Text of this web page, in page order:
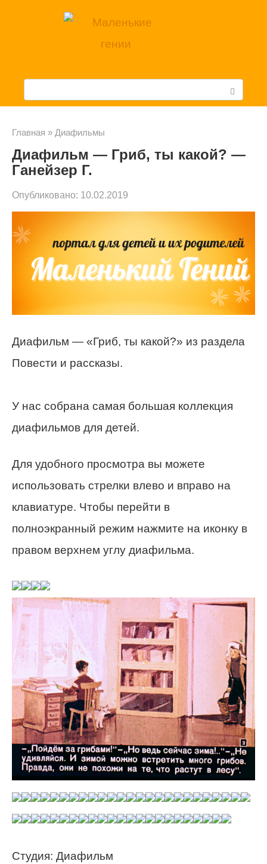
с
Главная » Диафильмы
Диафильм — Гриб, ты какой? —
Ганейзер Г.
Опубликовано: 10.02.2019
Диафильм — «Гриб, ты какой?» из раздела
Повести и рассказы.
У нас собрана самая большая коллекция
диафильмов для детей.
Для удобного просмотра вы можете
использовать стрелки влево и вправо на
клавиатуре. Чтобы перейти в
полноэкранный режим нажмите на иконку в
правом верхнем углу диафильма.
Студия: Диафильм